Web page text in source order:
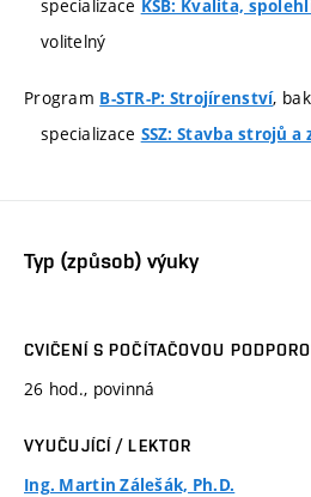
specializace KSB: Kvalita,
volitelný
Program B-STR-P: Strojírenství,
specializace SSZ: Stavba strojů a
Typ (způsob) výuky
CVIČENÍ S POČÍTAČOVOU
26 hod., povinná
VYUČUJÍCÍ / LEKTOR
Ing. Martin Zálešák, Ph.D.